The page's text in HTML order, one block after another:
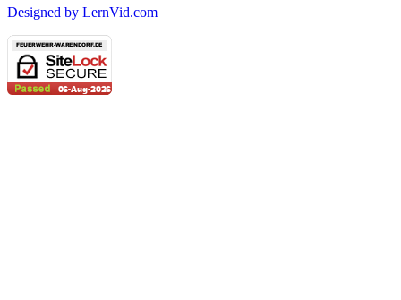
Designed by LernVid.com